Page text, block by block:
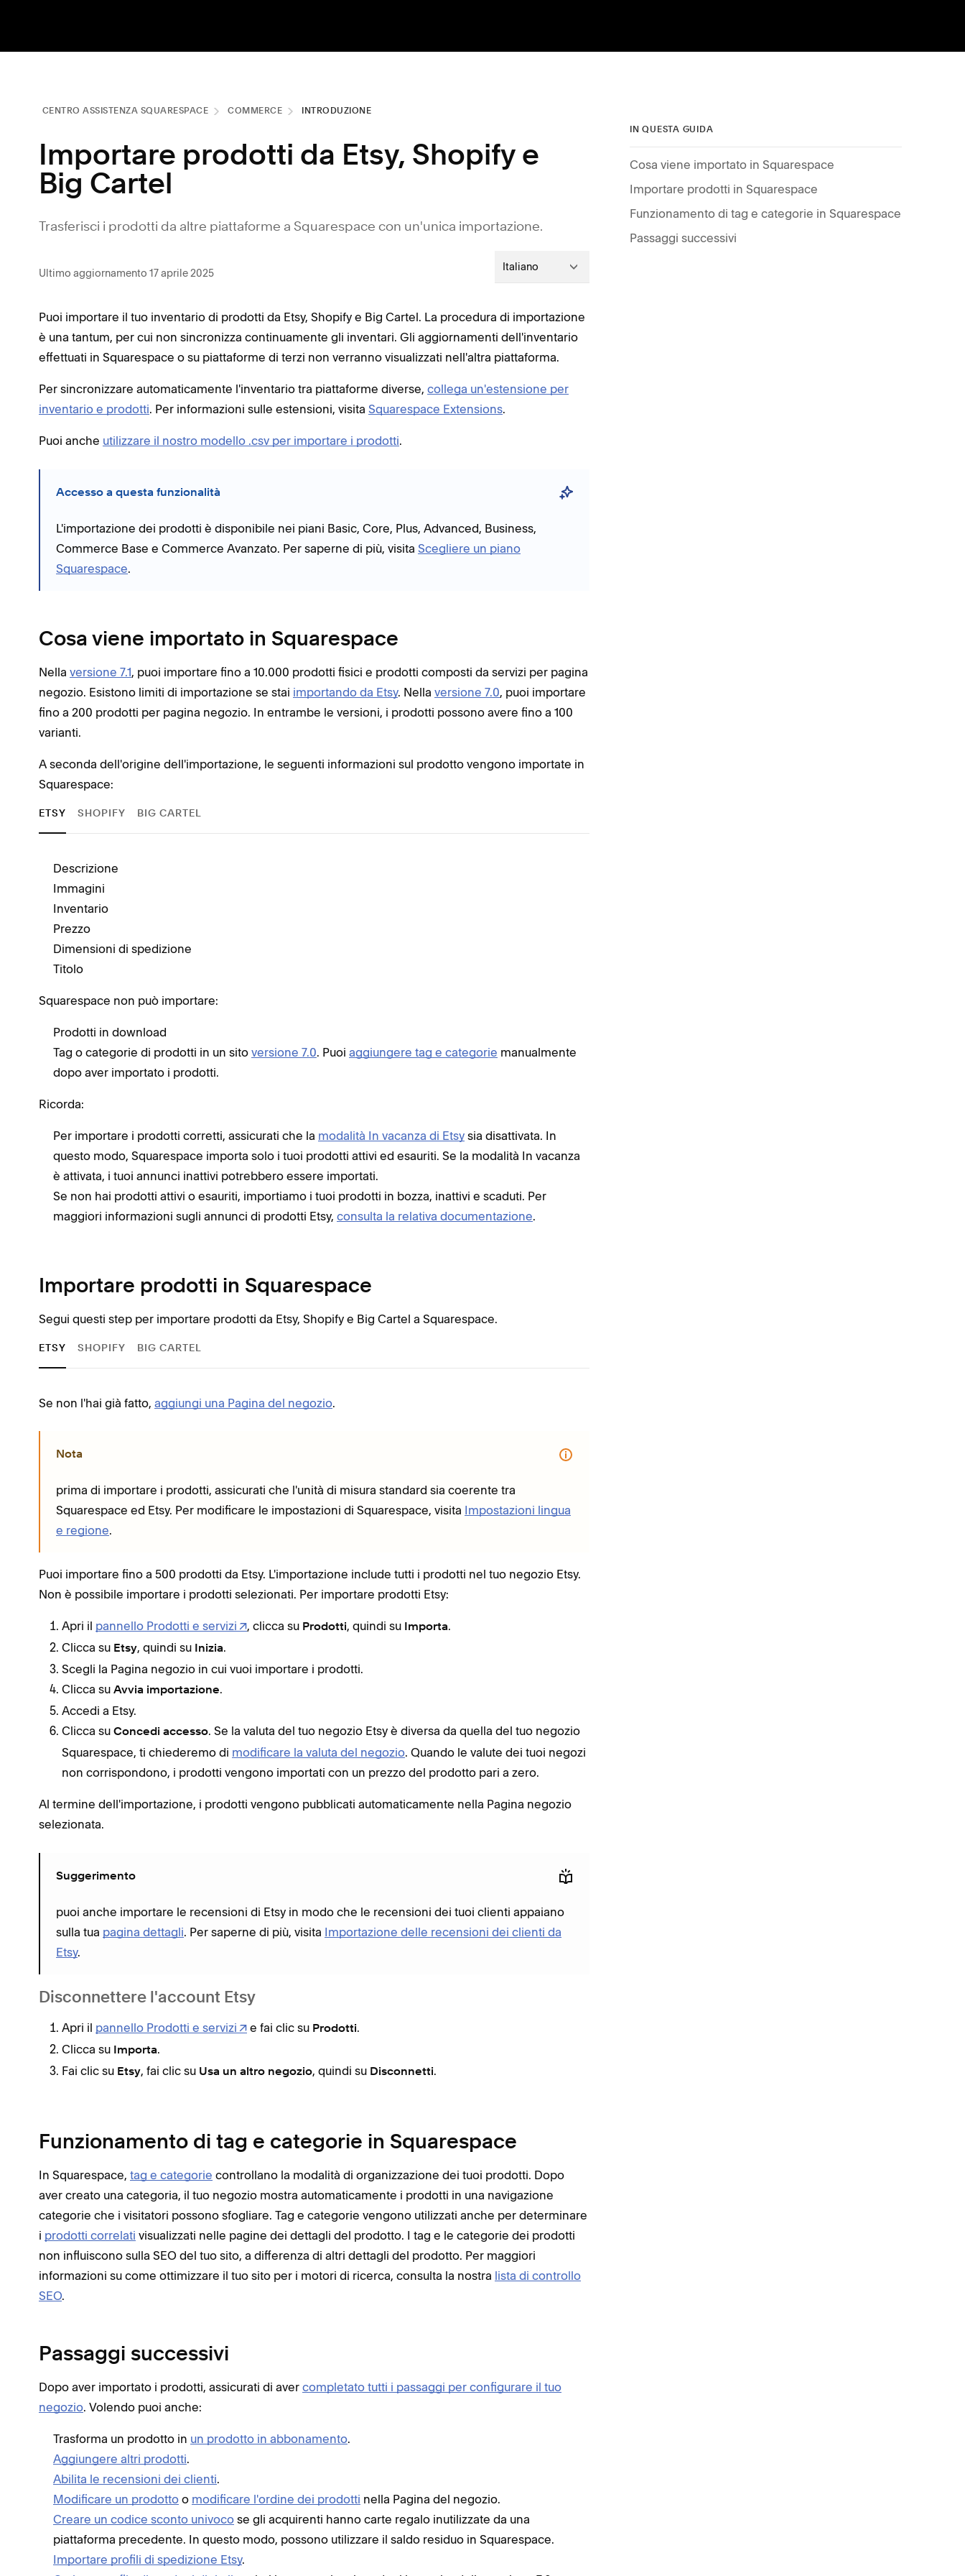
CENTRO ASSISTENZA SQUARESPACE COMMERCE INTRODUZIONE
Importare prodotti da Etsy, Shopify e
Big Cartel
Trasferisci i prodotti da altre piattaforme a Squarespace con un'unica importazione.
Ultimo aggiornamento 17 aprile 2025 Italiano
Puoi importare il tuo inventario di prodotti da Etsy, Shopify e Big Cartel. La procedura di importazione
è una tantum, per cui non sincronizza continuamente gli inventari. Gli aggiornamenti dell'inventario
effettuati in Squarespace o su piattaforme di terzi non verranno visualizzati nell'altra piattaforma.
Per sincronizzare automaticamente l'inventario tra piattaforme diverse, collega un'estensione per
inventario e prodotti. Per informazioni sulle estensioni, visita Squarespace Extensions.
Puoi anche utilizzare il nostro modello .csv per importare i prodotti.
Accesso a questa funzionalità
L'importazione dei prodotti è disponibile nei piani Basic, Core, Plus, Advanced, Business,
Commerce Base e Commerce Avanzato. Per saperne di più, visita Scegliere un piano
Squarespace.
Cosa viene importato in Squarespace
Nella versione 7.1, puoi importare fino a 10.000 prodotti fisici e prodotti composti da servizi per pagina
negozio. Esistono limiti di importazione se stai importando da Etsy. Nella versione 7.0, puoi importare
fino a 200 prodotti per pagina negozio. In entrambe le versioni, i prodotti possono avere fino a 100
varianti.
A seconda dell'origine dell'importazione, le seguenti informazioni sul prodotto vengono importate in
Squarespace:
ETSY SHOPIFY BIG CARTEL
Descrizione
Immagini
Inventario
Prezzo
Dimensioni di spedizione
Titolo
Squarespace non può importare:
Prodotti in download
Tag o categorie di prodotti in un sito versione 7.0. Puoi aggiungere tag e categorie manualmente
dopo aver importato i prodotti.
Ricorda:
Per importare i prodotti corretti, assicurati che la modalità In vacanza di Etsy sia disattivata. In
questo modo, Squarespace importa solo i tuoi prodotti attivi ed esauriti. Se la modalità In vacanza
è attivata, i tuoi annunci inattivi potrebbero essere importati.
Se non hai prodotti attivi o esauriti, importiamo i tuoi prodotti in bozza, inattivi e scaduti. Per
maggiori informazioni sugli annunci di prodotti Etsy, consulta la relativa documentazione.
Importare prodotti in Squarespace
Segui questi step per importare prodotti da Etsy, Shopify e Big Cartel a Squarespace.
ETSY SHOPIFY BIG CARTEL
Se non l'hai già fatto, aggiungi una Pagina del negozio.
Nota
prima di importare i prodotti, assicurati che l'unità di misura standard sia coerente tra
Squarespace ed Etsy. Per modificare le impostazioni di Squarespace, visita Impostazioni lingua
e regione.
Puoi importare fino a 500 prodotti da Etsy. L'importazione include tutti i prodotti nel tuo negozio Etsy.
Non è possibile importare i prodotti selezionati. Per importare prodotti Etsy:
Apri il pannello Prodotti e servizi , clicca su Prodotti, quindi su Importa.
Clicca su Etsy, quindi su Inizia.
Scegli la Pagina negozio in cui vuoi importare i prodotti.
Clicca su Avvia importazione.
Accedi a Etsy.
Clicca su Concedi accesso. Se la valuta del tuo negozio Etsy è diversa da quella del tuo negozio
Squarespace, ti chiederemo di modificare la valuta del negozio. Quando le valute dei tuoi negozi
non corrispondono, i prodotti vengono importati con un prezzo del prodotto pari a zero.
Al termine dell'importazione, i prodotti vengono pubblicati automaticamente nella Pagina negozio
selezionata.
Suggerimento
puoi anche importare le recensioni di Etsy in modo che le recensioni dei tuoi clienti appaiano
sulla tua pagina dettagli. Per saperne di più, visita Importazione delle recensioni dei clienti da
Etsy.
Disconnettere l'account Etsy
Apri il pannello Prodotti e servizi e fai clic su Prodotti.
Clicca su
Importa.
Fai clic su Etsy, fai clic su Usa un altro negozio, quindi su Disconnetti.
Funzionamento di tag e categorie in Squarespace
In Squarespace, tag e categorie controllano la modalità di organizzazione dei tuoi prodotti. Dopo
aver creato una categoria, il tuo negozio mostra automaticamente i prodotti in una navigazione
categorie che i visitatori possono sfogliare. Tag e categorie vengono utilizzati anche per determinare
i prodotti correlati visualizzati nelle pagine dei dettagli del prodotto. I tag e le categorie dei prodotti
non influiscono sulla SEO del tuo sito, a differenza di altri dettagli del prodotto. Per maggiori
informazioni su come ottimizzare il tuo sito per i motori di ricerca, consulta la nostra lista di controllo
SEO.
Passaggi successivi
Dopo aver importato i prodotti, assicurati di aver completato tutti i passaggi per configurare il tuo
negozio. Volendo puoi anche:
Trasforma un prodotto in un prodotto in abbonamento.
Aggiungere altri prodotti.
Abilita le recensioni dei clienti.
Modificare un prodotto o modificare l'ordine dei prodotti nella Pagina del negozio.
Creare un codice sconto univoco se gli acquirenti hanno carte regalo inutilizzate da una
piattaforma precedente. In questo modo, possono utilizzare il saldo residuo in Squarespace.
Importare profili di spedizione Etsy.
IN QUESTA GUIDA
Cosa viene importato in Squarespace
Importare prodotti in Squarespace
Funzionamento di tag e categorie in Squarespace
Passaggi successivi